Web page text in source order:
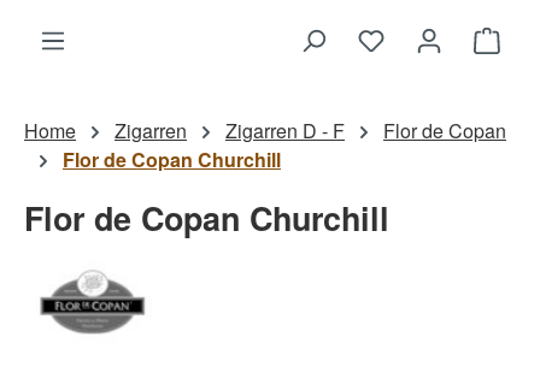
Du hast 0
Home Zigarren Zigarren D - F
Flor de Copan
Flor de Copan Churchill
Flor de Copan Churchill